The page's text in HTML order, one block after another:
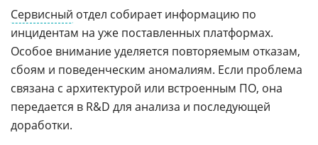
Сервисный отдел собирает информацию по
инцидентам на уже поставленных платформах.
Особое внимание уделяется повторяемым отказам,
сбоям и поведенческим аномалиям. Если проблема
связана с архитектурой или встроенным ПО, она
передается в R&D для анализа и последующей
доработки.